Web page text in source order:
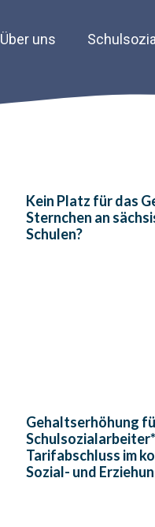
Über uns
Kein Platz für das
Sternchen an
Schulen?
Gehaltserhöhung
Tarifabschluss im
Sozial- und